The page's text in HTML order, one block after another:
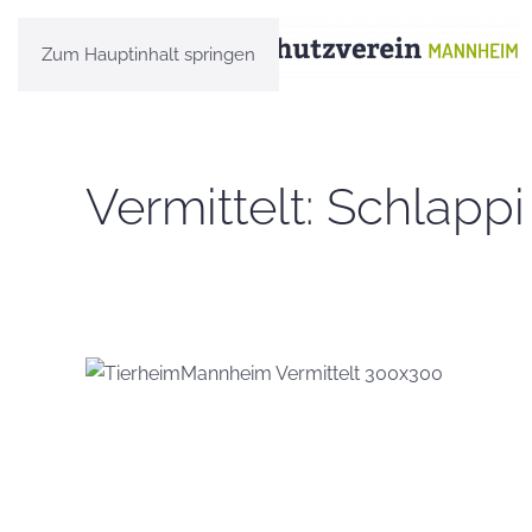
Zum Hauptinhalt springen
Vermittelt: Schlappi